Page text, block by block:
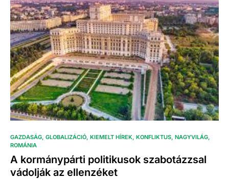
GAZDASÁG GLOBALIZÁCIÓ KIEMELT HÍREK KONFLIKTUS NAGYVILÁG
ROMÁNIA
A kormánypárti politikusok szabotázzsal
vádolják az ellenzéket